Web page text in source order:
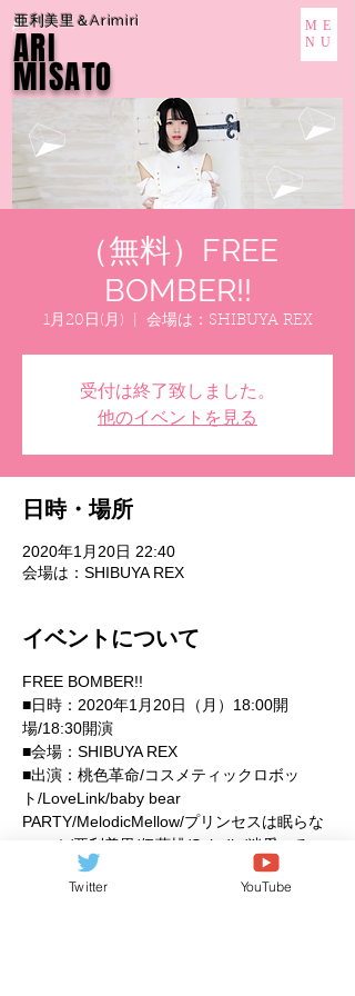
亜利美里＆Arimiri
ARI
MISATO
ME
NU
（無料）FREE
BOMBER!!
1月20日(月) 会場は：SHIBUYA REX
受付は終了致しました。
他のイベントを見る
日時・場所
2020年1月20日 22:40
会場は：SHIBUYA REX
イベントについて
FREE BOMBER!!
■日時：2020年1月20日（月）18:00開
場/18:30開演
■会場：SHIBUYA REX
■出演：桃色革命/コスメティックロボッ
ト/LoveLink/baby bear
PARTY/MelodicMellow/プリンセスは眠らな
いっ！/亜利美里/伊藤桃/Spindle/迷愛へる
ぷ！/ゆめみどき
■料金：無料 ※2Drink別途（最前エリアは
Twitter YouTube